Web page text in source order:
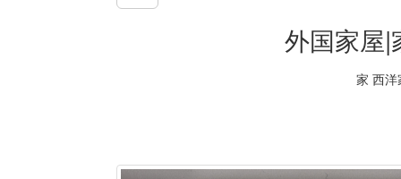
外国家屋|
家 西